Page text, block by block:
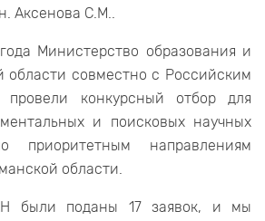
Аксенова С.М..
Министерство образования и
области совместно с Российским
конкурсный отбор для
и поисковых научных
приоритетным направлениям
области.
поданы 17 заявок, и мы